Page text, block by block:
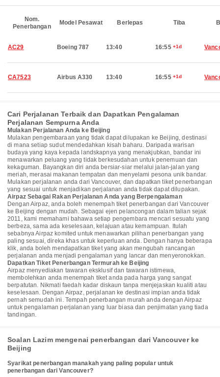
Nom.
Penerbangan
Model Pesawat Berlepas Tiba
AC29 Boeing 787 13:40 16:55 +1d
CA7523 Airbus A330 13:40 16:55 +1d
Cari Perjalanan Terbaik dan Dapatkan Pengalaman
Perjalanan Sempurna Anda
Mulakan Perjalanan Anda ke Beijing
Mulakan pengembaraan yang tidak dapat dilupakan ke Beijing, destinasi
di mana setiap sudut mendedahkan kisah baharu. Daripada warisan
budaya yang kaya kepada landskapnya yang menakjubkan, bandar ini
menawarkan peluang yang tidak berkesudahan untuk penemuan dan
kekaguman. Bayangkan diri anda bersiar-siar melalui jalan-jalan yang
meriah, merasai makanan tempatan dan menyelami pesona unik bandar.
Mulakan perjalanan anda dari Vancouver, dan dapatkan tiket penerbangan
yang sesuai untuk menjadikan perjalanan anda tidak dapat dilupakan.
Airpaz Sebagai Rakan Perjalanan Anda yang Berpengalaman
Dengan Airpaz, anda boleh menempah tiket penerbangan dari Vancouver
ke Beijing dengan mudah. Sebagai ejen pelancongan dalam talian sejak
2011, kami memahami bahawa setiap pengembara mencari sesuatu yang
berbeza, sama ada keselesaan, kelajuan atau kemampuan. Itulah
sebabnya Airpaz komited untuk menawarkan pilihan penerbangan yang
paling sesuai, direka khas untuk keperluan anda. Dengan hanya beberapa
klik, anda boleh mendapatkan tiket yang akan mengubah rancangan
perjalanan anda menjadi pengalaman yang lancar dan menyeronokkan.
Dapatkan Tiket Penerbangan Termurah ke Beijing
Airpaz menyediakan tawaran eksklusif dan tawaran istimewa,
membolehkan anda menempah tiket anda pada harga yang sangat
berpatutan. Nikmati faedah kadar diskaun tanpa menjejaskan kualiti atau
keselesaan. Dengan Airpaz, perjalanan ke destinasi impian anda tidak
pernah semudah ini. Tempah penerbangan murah anda dengan Airpaz
untuk pengalaman perjalanan yang luar biasa dan penjimatan yang tiada
tandingan.
Soalan Lazim mengenai penerbangan dari Vancouver ke
Beijing
Syarikat penerbangan manakah yang paling popular untuk
penerbangan dari Vancouver?